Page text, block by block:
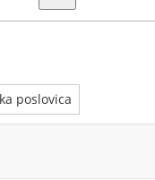
poslovica